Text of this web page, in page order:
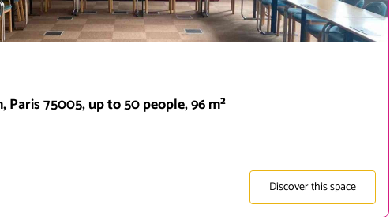
75005, up to 50 people, 96 m²
Discover this space